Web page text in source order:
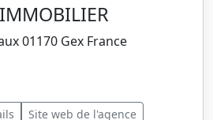
01170 Gex France
Site web de l'agence